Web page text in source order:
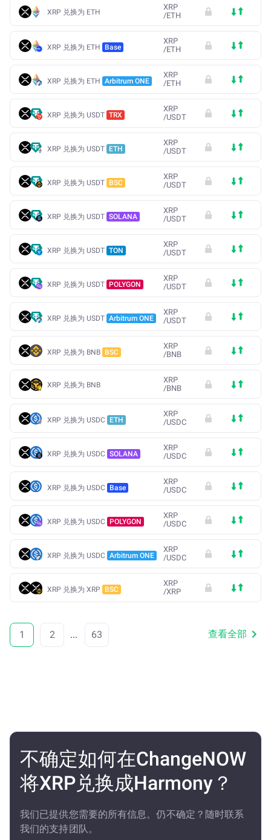
XRP 兑换为 ETH
XRP
/ETH
XRP 兑换为 ETH Base
XRP
/ETH
XRP 兑换为 ETH Arbitrum ONE
XRP
/ETH
XRP 兑换为 USDT TRX
XRP
/USDT
XRP 兑换为 USDT ETH
XRP
/USDT
XRP 兑换为 USDT BSC
XRP
/USDT
XRP 兑换为 USDT SOLANA
XRP
/USDT
XRP 兑换为 USDT TON
XRP
/USDT
XRP 兑换为 USDT POLYGON
XRP
/USDT
XRP 兑换为 USDT Arbitrum ONE
XRP
/USDT
XRP 兑换为 BNB BSC
XRP
/BNB
XRP 兑换为 BNB
XRP
/BNB
XRP 兑换为 USDC ETH
XRP
/USDC
XRP 兑换为 USDC SOLANA
XRP
/USDC
XRP 兑换为 USDC Base
XRP
/USDC
XRP 兑换为 USDC POLYGON
XRP
/USDC
XRP 兑换为 USDC Arbitrum ONE
XRP
/USDC
XRP 兑换为 XRP BSC
XRP
/XRP
1 2 ... 63 查看全部
不确定如何在ChangeNOW
将XRP兑换成Harmony？
我们已提供您需要的所有信息。仍不确定？随时联系
我们的支持团队。